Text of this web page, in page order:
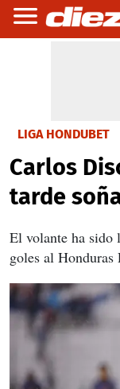
LIGA HONDUBET
Carlos
tarde
El volante ha sido
goles al Honduras